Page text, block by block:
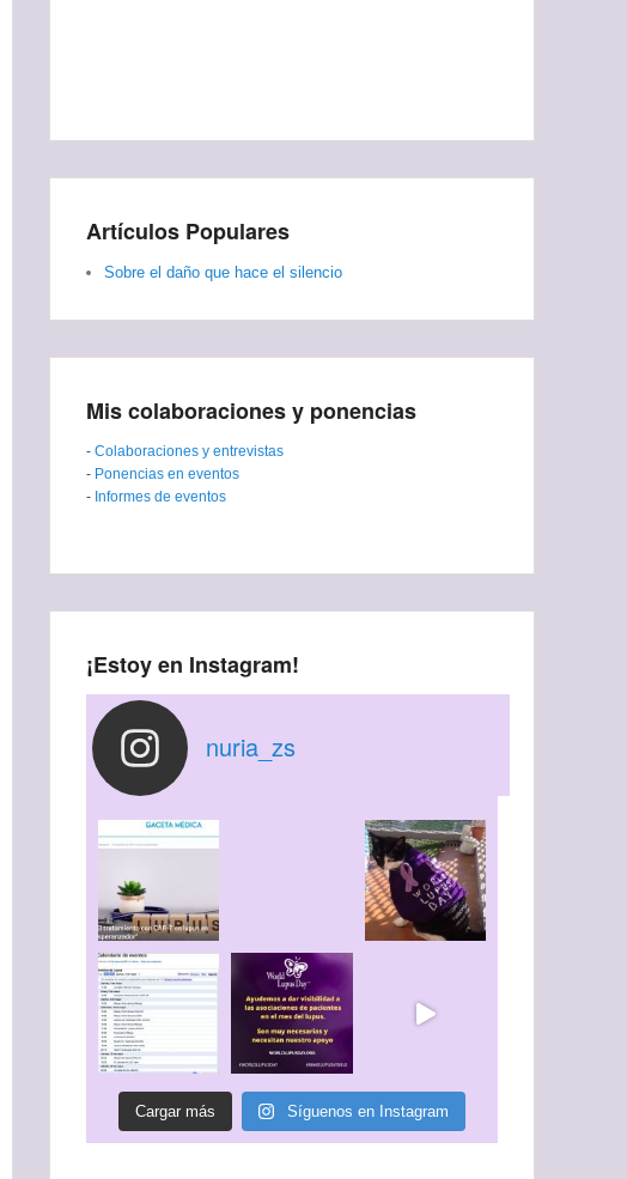
Artículos Populares
Sobre el daño que hace el silencio
Mis colaboraciones y ponencias
- Colaboraciones y entrevistas
- Ponencias en eventos
- Informes de eventos
¡Estoy en Instagram!
nuria_zs
Cargar más Síguenos en Instagram